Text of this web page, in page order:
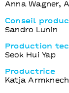
Anna Wagner,
Conseil
Sandro Lunin
Production
Seok Hui Yap
Productrice
Katja